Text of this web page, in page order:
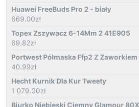
Huawei FreeBuds Pro 2 - biały
669.00zł
Topex Zszywacz 6-14Mm 2 41E905
69.82zł
Portwest Półmaska Ffp2 Z
40.99zł
Hecht Kurnik Dla Kur Tweety
1 079.00zł
Biurko Niebieski Ciemny Glamour